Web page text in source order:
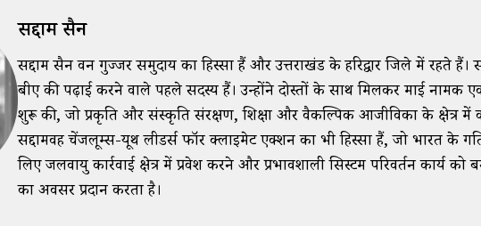
सद्दाम हुसैन
सद्दाम हुसैन वन गुज्जर समुदाय का हिस्सा हैं और उत्तराखंड के हरिद्वार जिले में रहते हैं।
बीए की पढ़ाई करने वाले पहले सदस्य हैं। उन्होंने दोस्तों के साथ मिलकर माई नामक
शुरू की, जो प्रकृति और संस्कृति संरक्षण, शिक्षा और वैकल्पिक आजीविका के क्षेत्र में
सद्दामवह चेंजलूम्स-यूथ लीडर्स फॉर क्लाइमेट एक्शन का भी हिस्सा हैं, जो भारत के
लिए जलवायु कार्रवाई क्षेत्र में प्रवेश करने और प्रभावशाली सिस्टम परिवर्तन कार्य
का अवसर प्रदान करता है।